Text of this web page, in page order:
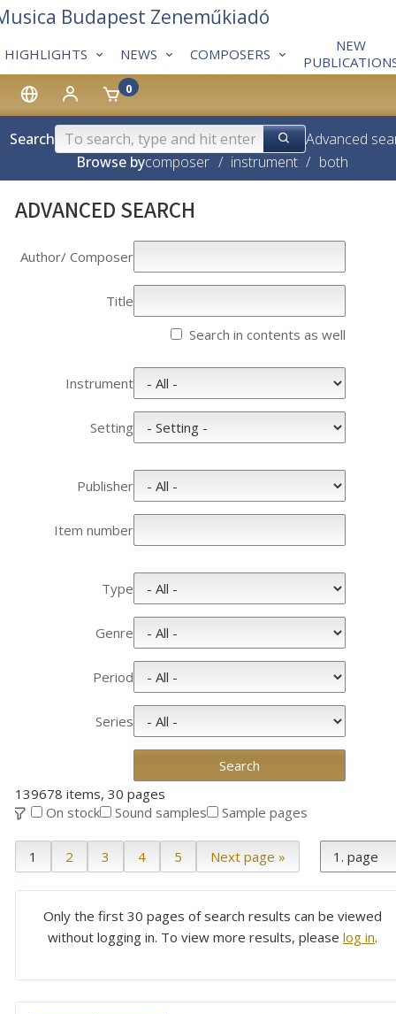
0
HIGHLIGHTS NEWS COMPOSERS
NEW
Budapest Zeneműkiadó
Search
Advanced
Browse bycomposer / instrument / both
ADVANCED SEARCH
Author/­­ Composer
Title
Search in contents as well
Instrument
Setting
Publisher
Item number
Type
Genre
Period
Series
139678 items, 30 pages
On stock
Sound samples Sample pages
1 2 3 4 5 Next page »
Only the first 30 pages of search results can be viewed
without logging in. To view more results, please log in.